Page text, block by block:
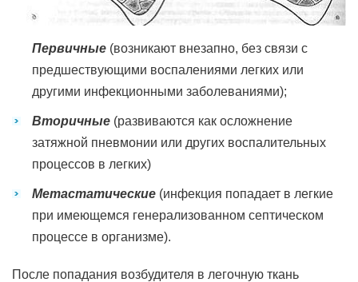
Первичные (возникают внезапно, без связи с
предшествующими воспалениями легких или
другими инфекционными заболеваниями);
Вторичные (развиваются как осложнение
затяжной пневмонии или других воспалительных
процессов в легких)
Метастатические (инфекция попадает в легкие
при имеющемся генерализованном септическом
процессе в организме).
После попадания возбудителя в легочную ткань